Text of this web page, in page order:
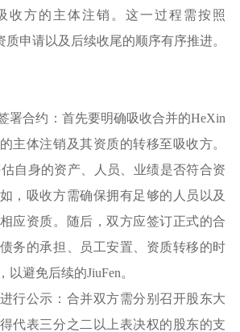
收方的主体注销。这一过程需按照
质申请以及后续收尾的顺序有序推进。
署合约：首先要明确吸收合并的HeXin
主体注销及其资质的转移至吸收方。
估自身的资产、人员、业绩是否符合资
，吸收方需确保拥有足够的人员以及
应资质。随后，双方应签订正式的合
务的承担、员工安置、资质转移的时
避免后续的JiuFen。
行公示：合并双方需分别召开股东大
代表三分之二以上表决权的股东的支